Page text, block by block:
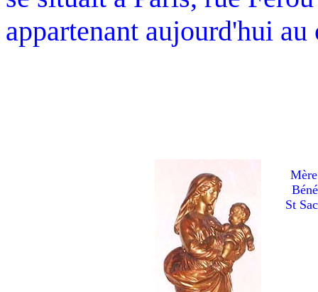
appartenant aujourd'hui au
St